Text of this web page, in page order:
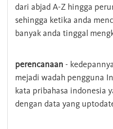
dari abjad A-Z hingga
sehingga ketika anda
banyak anda tinggal
perencanaan -
mejadi wadah pengguna
kata pribahasa indonesia
dengan data yang